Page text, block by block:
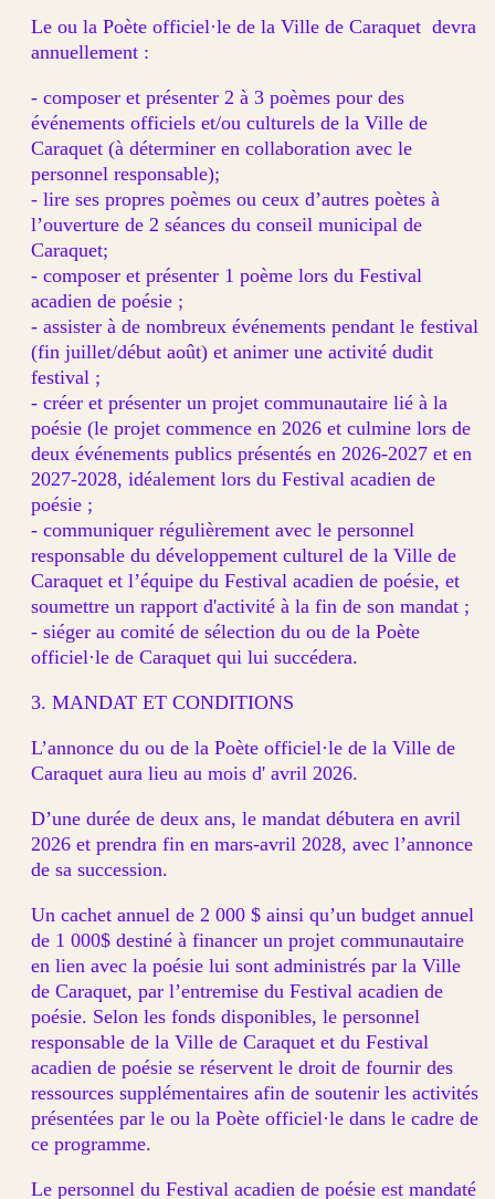
Le ou la Poète officiel·le de la Ville de Caraquet devra
annuellement :
- composer et présenter 2 à 3 poèmes pour des
événements officiels et/ou culturels de la Ville de
Caraquet (à déterminer en collaboration avec le
personnel responsable);
- lire ses propres poèmes ou ceux d’autres poètes à
l’ouverture de 2 séances du conseil municipal de
Caraquet;
- composer et présenter 1 poème lors du Festival
acadien de poésie ;
- assister à de nombreux événements pendant le festival
(fin juillet/début août) et animer une activité dudit
festival ;
- créer et présenter un projet communautaire lié à la
poésie (le projet commence en 2026 et culmine lors de
deux événements publics présentés en 2026-2027 et en
2027-2028, idéalement lors du Festival acadien de
poésie ;
- communiquer régulièrement avec le personnel
responsable du développement culturel de la Ville de
Caraquet et l’équipe du Festival acadien de poésie, et
soumettre un rapport d'activité à la fin de son mandat ;
- siéger au comité de sélection du ou de la Poète
officiel·le de Caraquet qui lui succédera.
3. MANDAT ET CONDITIONS
L’annonce du ou de la Poète officiel·le de la Ville de
Caraquet aura lieu au mois d' avril 2026.
D’une durée de deux ans, le mandat débutera en avril
2026 et prendra fin en mars-avril 2028, avec l’annonce
de sa succession.
Un cachet annuel de 2 000 $ ainsi qu’un budget annuel
de 1 000$ destiné à financer un projet communautaire
en lien avec la poésie lui sont administrés par la Ville
de Caraquet, par l’entremise du Festival acadien de
poésie. Selon les fonds disponibles, le personnel
responsable de la Ville de Caraquet et du Festival
acadien de poésie se réservent le droit de fournir des
ressources supplémentaires afin de soutenir les activités
présentées par le ou la Poète officiel·le dans le cadre de
ce programme.
Le personnel du Festival acadien de poésie est mandaté